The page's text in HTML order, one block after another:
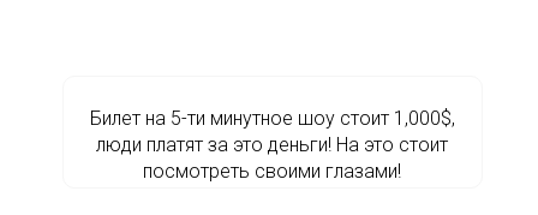
Билет на 5-ти минутное шоу стоит 1,000$,
люди платят за это деньги! На это стоит
посмотреть своими глазами!